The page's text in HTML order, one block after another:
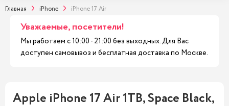
Главная iPhone iPhone 17 Air
Уважаемые, посетители!
Мы работаем с 10:00 - 21:00 без выходных. Для Вас
доступен самовывоз и бесплатная доставка по Москве.
Apple iPhone 17 Air 1TB, Space Black,